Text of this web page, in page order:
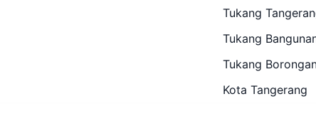
Tukang
Tukang
Tukang
Kota Tangerang